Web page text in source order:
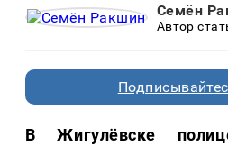
Семён
Автор
В Жигулёвске